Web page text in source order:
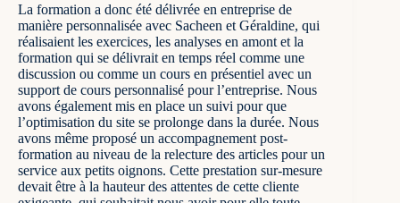
La formation a donc été délivrée en entreprise de
manière personnalisée avec Sacheen et Géraldine, qui
réalisaient les exercices, les analyses en amont et la
formation qui se délivrait en temps réel comme une
discussion ou comme un cours en présentiel avec un
support de cours personnalisé pour l’entreprise. Nous
avons également mis en place un suivi pour que
l’optimisation du site se prolonge dans la durée. Nous
avons même proposé un accompagnement post-
formation au niveau de la relecture des articles pour un
service aux petits oignons. Cette prestation sur-mesure
devait être à la hauteur des attentes de cette cliente